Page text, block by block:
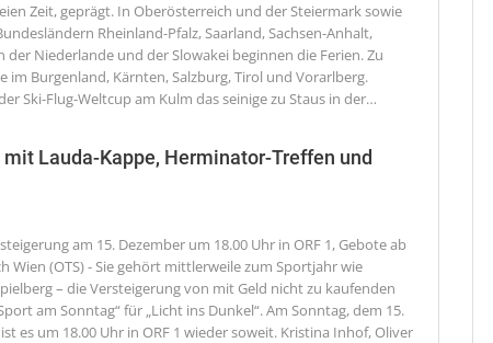
Zeit, geprägt. In Oberösterreich und der Steiermark sowie
Rheinland-Pfalz, Saarland, Sachsen-Anhalt,
der Niederlande und der Slowakei beginnen die Ferien. Zu
im Burgenland, Kärnten, Salzburg, Tirol und Vorarlberg.
Ski-Flug-Weltcup am Kulm das seinige zu Staus in der…
Lauda-Kappe, Herminator-Treffen und
am 15. Dezember um 18.00 Uhr in ORF 1, Gebote ab
Wien (OTS) - Sie gehört mittlerweile zum Sportjahr wie
– die Versteigerung von mit Geld nicht zu kaufenden
am Sonntag“ für „Licht ins Dunkel“. Am Sonntag, dem 15.
es um 18.00 Uhr in ORF 1 wieder soweit. Kristina Inhof, Oliver